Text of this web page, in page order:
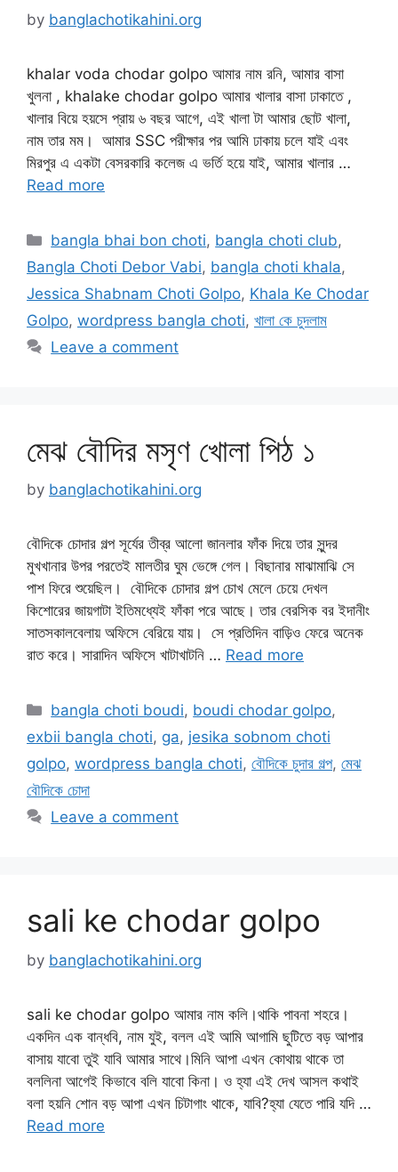
by banglachotikahini.org
khalar voda chodar golpo আমার নাম রনি, আমার বাসা
খুলনা , khalake chodar golpo আমার খালার বাসা ঢাকাতে ,
খালার বিয়ে হয়সে প্রায় ৬ বছর আগে, এই খালা টা আমার ছোট খালা,
নাম তার মম। আমার SSC পরীক্ষার পর আমি ঢাকায় চলে যাই এবং
মিরপুর এ একটা বেসরকারি কলেজ এ ভর্তি হয়ে যাই, আমার খালার …
Read more
Categories
bangla bhai bon choti, bangla choti club,
Bangla Choti Debor Vabi, bangla choti khala,
Jessica Shabnam Choti Golpo, Khala Ke Chodar
Golpo, wordpress bangla choti, খালা কে চুদলাম
Leave a comment
মেঝ বৌদির মসৃণ খোলা পিঠ ১
by banglachotikahini.org
বৌদিকে চোদার গল্প সূর্যের তীব্র আলো জানলার ফাঁক দিয়ে তার সুন্দর
মুখখানার উপর পরতেই মালতীর ঘুম ভেঙ্গে গেল। বিছানার মাঝামাঝি সে
পাশ ফিরে শুয়েছিল। বৌদিকে চোদার গল্প চোখ মেলে চেয়ে দেখল
কিশোরের জায়গাটা ইতিমধ্যেই ফাঁকা পরে আছে। তার বেরসিক বর ইদানীং
সাতসকালবেলায় অফিসে বেরিয়ে যায়। সে প্রতিদিন বাড়িও ফেরে অনেক
রাত করে। সারাদিন অফিসে খাটাখাটনি … Read more
Categories
bangla choti boudi, boudi chodar golpo,
exbii bangla choti, ga, jesika sobnom choti
golpo, wordpress bangla choti, বৌদিকে চুদার গল্প, মেঝ
বৌদিকে চোদা
Leave a comment
sali ke chodar golpo
by banglachotikahini.org
sali ke chodar golpo আমার নাম কলি।থাকি পাবনা শহরে।
একদিন এক বান্ধবি, নাম যুই, বলল এই আমি আগামি ছুটিতে বড় আপার
বাসায় যাবো তুই যাবি আমার সাথে।মিনি আপা এখন কোথায় থাকে তা
বললিনা আগেই কিভাবে বলি যাবো কিনা। ও হ্যা এই দেখ আসল কথাই
বলা হয়নি শোন বড় আপা এখন চিটাগাং থাকে, যাবি?হ্যা যেতে পারি যদি …
Read more